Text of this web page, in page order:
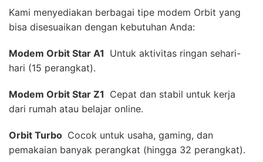
Kami menyediakan berbagai tipe modem Orbit yang
bisa disesuaikan dengan kebutuhan Anda:
Modem Orbit Star A1  Untuk aktivitas ringan sehari-
hari (15 perangkat).
Modem Orbit Star Z1  Cepat dan stabil untuk kerja
dari rumah atau belajar online.
Orbit Turbo  Cocok untuk usaha, gaming, dan
pemakaian banyak perangkat (hingga 32 perangkat).